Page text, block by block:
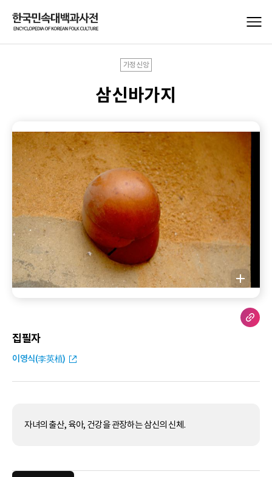
가정신앙
삼신바가지
집필자
이영식(李英植)
자녀의 출산, 육아, 건강을 관장하는 삼신의 신체.